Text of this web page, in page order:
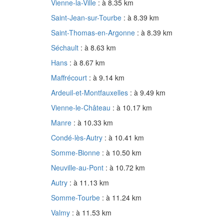
Vienne-la-Ville : à 8.35 km
Saint-Jean-sur-Tourbe : à 8.39 km
Saint-Thomas-en-Argonne : à 8.39 km
Séchault : à 8.63 km
Hans : à 8.67 km
Maffrécourt : à 9.14 km
Ardeuil-et-Montfauxelles : à 9.49 km
Vienne-le-Château : à 10.17 km
Manre : à 10.33 km
Condé-lès-Autry : à 10.41 km
Somme-Bionne : à 10.50 km
Neuville-au-Pont : à 10.72 km
Autry : à 11.13 km
Somme-Tourbe : à 11.24 km
Valmy : à 11.53 km